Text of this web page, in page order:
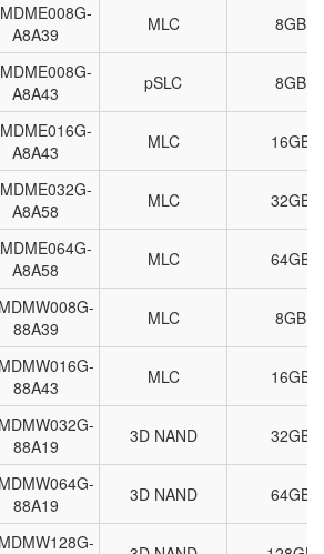
A8A39
MLC 8GB
A8A43
pSLC 8GB
A8A43
MLC 16GB
A8A58
MLC 32GB
A8A58
MLC 64GB
88A39
MLC 8GB
88A43
MLC 16GB
88A19
3D NAND 32GB
88A19
3D NAND 64GB